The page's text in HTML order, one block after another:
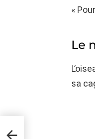
«
Le
sa